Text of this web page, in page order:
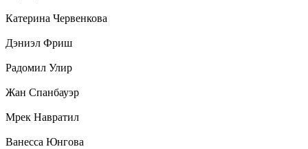
Катерина Червенкова
Дэниэл Фриш
Радомил Улир
Жан Спанбауэр
Мрек Навратил
Ванесса Юнгова